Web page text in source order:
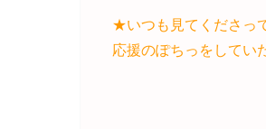
★いつも見てくださっ
応援のぽちっをしてい